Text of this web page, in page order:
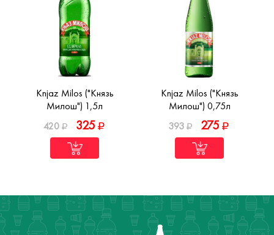
Knjaz Milos ("Князь
Милош") 1,5л
420
325
Knjaz Milos ("Князь
Милош") 0,75л
393
275